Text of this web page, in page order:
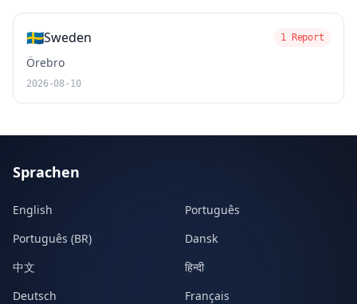
🇸🇪Sweden 1 Report
Örebro
2026-08-10
Sprachen
English
Português
Português (BR)
Dansk
中文
हिन्दी
Deutsch
Français